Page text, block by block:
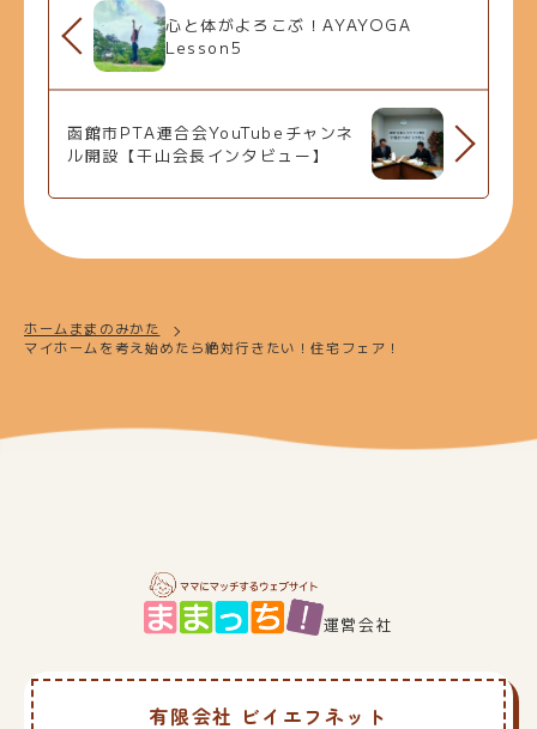
心と体がよろこぶ！AYAYOGA
Lesson5
函館市PTA連合会YouTubeチャンネ
ル開設【干山会長インタビュー】
ホーム ままのみかた
マイホームを考え始めたら絶対行きたい！住宅フェア！
運営会社
有限会社 ビイエフネット